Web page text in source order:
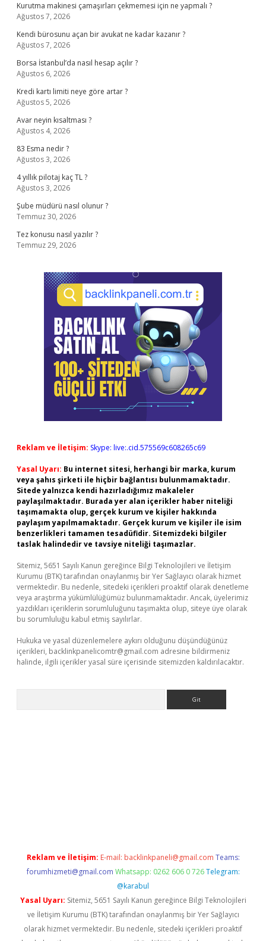
Kurutma makinesi çamaşırları çekmemesi için ne yapmalı ?
Ağustos 7, 2026
Kendi bürosunu açan bir avukat ne kadar kazanır ?
Ağustos 7, 2026
Borsa İstanbul’da nasıl hesap açılır ?
Ağustos 6, 2026
Kredi kartı limiti neye göre artar ?
Ağustos 5, 2026
Avar neyin kısaltması ?
Ağustos 4, 2026
83 Esma nedir ?
Ağustos 3, 2026
4 yıllık pilotaj kaç TL ?
Ağustos 3, 2026
Şube müdürü nasıl olunur ?
Temmuz 30, 2026
Tez konusu nasıl yazılır ?
Temmuz 29, 2026
Reklam ve İletişim: Skype: live:.cid.575569c608265c69
Yasal Uyarı: Bu internet sitesi, herhangi bir marka, kurum
veya şahıs şirketi ile hiçbir bağlantısı bulunmamaktadır.
Sitede yalnızca kendi hazırladığımız makaleler
paylaşılmaktadır. Burada yer alan içerikler haber niteliği
taşımamakta olup, gerçek kurum ve kişiler hakkında
paylaşım yapılmamaktadır. Gerçek kurum ve kişiler ile isim
benzerlikleri tamamen tesadüfidir. Sitemizdeki bilgiler
taslak halindedir ve tavsiye niteliği taşımazlar.
Sitemiz, 5651 Sayılı Kanun gereğince Bilgi Teknolojileri ve İletişim
Kurumu (BTK) tarafından onaylanmış bir Yer Sağlayıcı olarak hizmet
vermektedir. Bu nedenle, sitedeki içerikleri proaktif olarak denetleme
veya araştırma yükümlülüğümüz bulunmamaktadır. Ancak, üyelerimiz
yazdıkları içeriklerin sorumluluğunu taşımakta olup, siteye üye olarak
bu sorumluluğu kabul etmiş sayılırlar.
Hukuka ve yasal düzenlemelere aykırı olduğunu düşündüğünüz
içerikleri, backlinkpanelicomtr@gmail.com adresine bildirmeniz
halinde, ilgili içerikler yasal süre içerisinde sitemizden kaldırılacaktır.
Reklam ve İletişim: E-mail: backlinkpaneli@gmail.com Teams:
forumhizmeti@gmail.com Whatsapp: 0262 606 0 726 Telegram:
@karabul
Yasal Uyarı: Sitemiz, 5651 Sayılı Kanun gereğince Bilgi Teknolojileri
ve İletişim Kurumu (BTK) tarafından onaylanmış bir Yer Sağlayıcı
olarak hizmet vermektedir. Bu nedenle, sitedeki içerikleri proaktif